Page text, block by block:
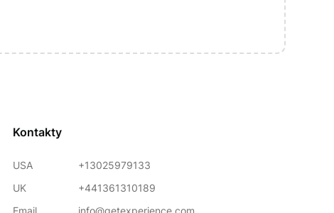
Kontakty
USA
+13025979133
UK
+441361310189